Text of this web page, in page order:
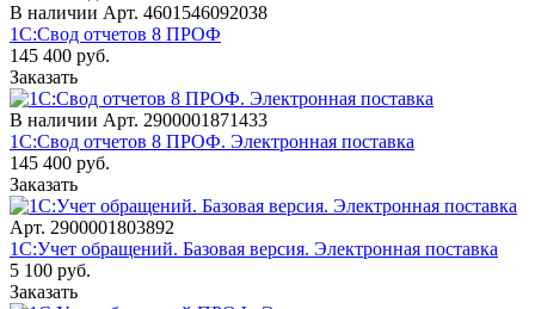
В наличии Арт. 4601546092038
1С:Свод отчетов 8 ПРОФ
145 400 руб.
Заказать
В наличии Арт. 2900001871433
1С:Свод отчетов 8 ПРОФ. Электронная поставка
145 400 руб.
Заказать
Арт. 2900001803892
1С:Учет обращений. Базовая версия. Электронная поставка
5 100 руб.
Заказать